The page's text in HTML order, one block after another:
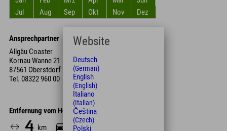
Jul
Aug Sep Okt Nov Dez
Ansprechpartner
Allgäu Coaster
Kornau Wanne 21
87561 Oberstdorf
Tel. 08322 960 00
Entfernung vom Hotel
4 km 7 Min.
Website
Deutsch
(German)
English
(English)
Italiano
(Italian)
Čeština
(Czech)
Polski